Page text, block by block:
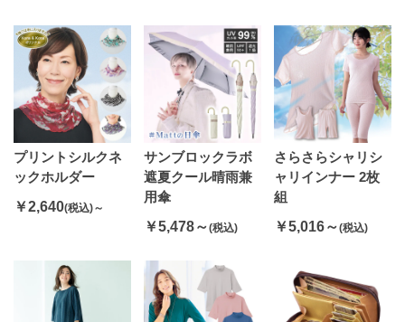
プリントシルクネ
ックホルダー
￥2,640(税込)～
サンブロックラボ
遮夏クール晴雨兼
用傘
￥5,478～(税込)
さらさらシャリシ
ャリインナー 2枚
組
￥5,016～(税込)